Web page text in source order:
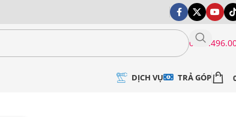
DỊCH VỤ TRẢ GÓP